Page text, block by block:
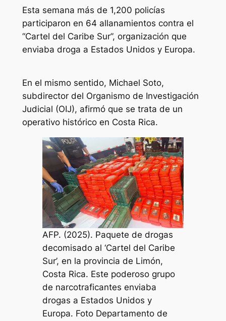
Esta semana más de 1,200 policías
participaron en 64 allanamientos contra el
“Cartel del Caribe Sur”, organización que
enviaba droga a Estados Unidos y Europa.
En el mismo sentido, Michael Soto,
subdirector del Organismo de Investigación
Judicial (OIJ), afirmó que se trata de un
operativo histórico en Costa Rica.
AFP. (2025). Paquete de drogas
decomisado al ‘Cartel del Caribe
Sur’, en la provincia de Limón,
Costa Rica. Este poderoso grupo
de narcotraficantes enviaba
drogas a Estados Unidos y
Europa. Foto Departamento de